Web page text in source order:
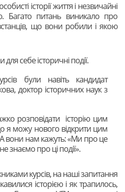
історії життя і незвичайні
Багато питань виникало про
що вони робили і якою
себе історичні події.
були навіть кандидат
доктор історичних наук з
розповідати історію цим
я можу нового відкрити цим
вони нам кажуть: «Ми про це
знаємо про ці події».
курсів, на наші запитання
історією і як трапилось,